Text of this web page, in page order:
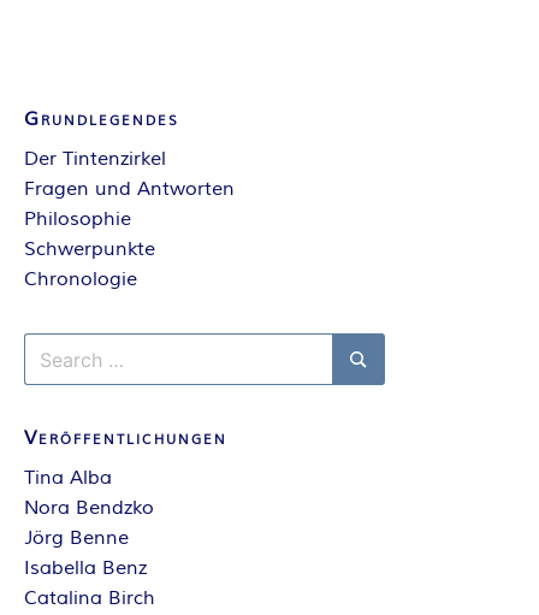
Grundlegendes
Der Tintenzirkel
Fragen und Antworten
Philosophie
Schwerpunkte
Chronologie
Search
for:
Search
Veröffentlichungen
Tina Alba
Nora Bendzko
Jörg Benne
Isabella Benz
Catalina Birch